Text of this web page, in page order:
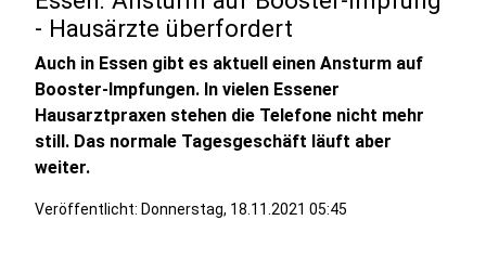
- Hausärzte überfordert
Auch in Essen gibt es aktuell einen Ansturm auf
Booster-Impfungen. In vielen Essener
Hausarztpraxen stehen die Telefone nicht mehr
still. Das normale Tagesgeschäft läuft aber
weiter.
Veröffentlicht: Donnerstag, 18.11.2021 05:45